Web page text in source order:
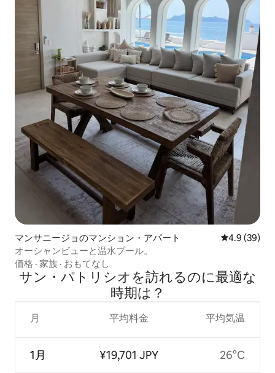
マンサニージョのマンション・アパート レビュー39
4.9 (39)
オーシャンビューと温水プール。
価格 · 家族 · おもてなし
サン・パトリシオを訪⁠れ⁠るの⁠に最⁠適⁠な
時⁠期⁠は⁠？
月
1月
平均料金
¥19,701 JPY
平均気温
26°C